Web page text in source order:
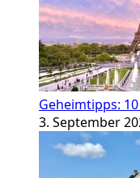
Geheimtipps:
3. September